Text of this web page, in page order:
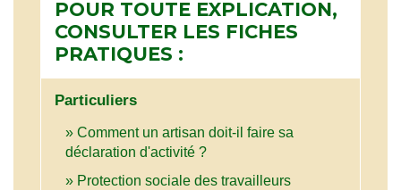
POUR TOUTE EXPLICATION,
CONSULTER LES FICHES
PRATIQUES :
Particuliers
Comment un artisan doit-il faire sa
déclaration d'activité ?
Protection sociale des travailleurs